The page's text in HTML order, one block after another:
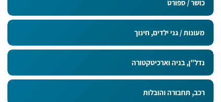
כושר / ספורט
מעונות / גני ילדים, חינוך
נדל"ן, בניה וארכיטקטורה
רכב, תחבורה והובלות